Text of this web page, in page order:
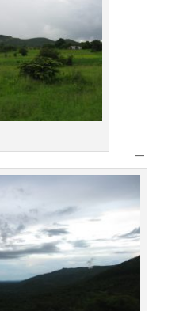
—